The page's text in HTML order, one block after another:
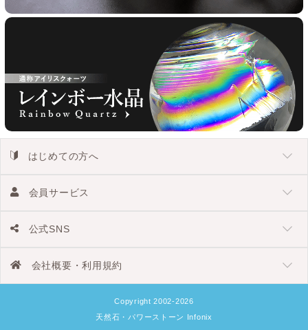
はじめての方へ
会員サービス
公式SNS
会社概要・利用規約
Copyright 2002-2026
天然石・パワーストーン Infonix